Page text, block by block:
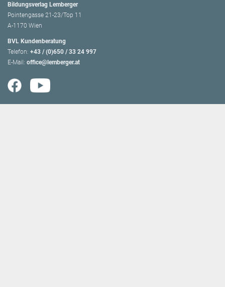
Bildungsverlag Lemberger
Pointengasse 21-23/Top 11
A-1170 Wien
BVL Kundenberatung
Telefon: +43 / (0)650 / 33 24 997
E-Mail: office@lemberger.at